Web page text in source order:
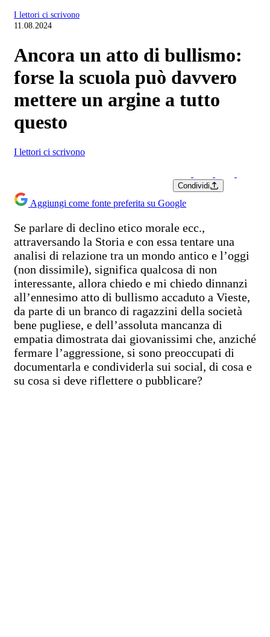
I lettori ci scrivono
11.08.2024
Ancora un atto di bullismo:
forse la scuola può davvero
mettere un argine a tutto
questo
I lettori ci scrivono
Condividi
Aggiungi come fonte preferita su Google
Se parlare di declino etico morale ecc.,
attraversando la Storia e con essa tentare una
analisi di relazione tra un mondo antico e l’oggi
(non dissimile), significa qualcosa di non
interessante, allora chiedo e mi chiedo dinnanzi
all’ennesimo atto di bullismo accaduto a Vieste,
da parte di un branco di ragazzini della società
bene pugliese, e dell’assoluta mancanza di
empatia dimostrata dai giovanissimi che, anziché
fermare l’aggressione, si sono preoccupati di
documentarla e condividerla sui social, di cosa e
su cosa si deve riflettere o pubblicare?